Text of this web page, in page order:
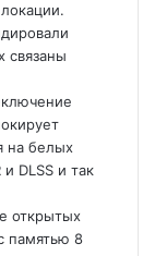
связаны
на белых
DLSS и так
открытых
памятью 8